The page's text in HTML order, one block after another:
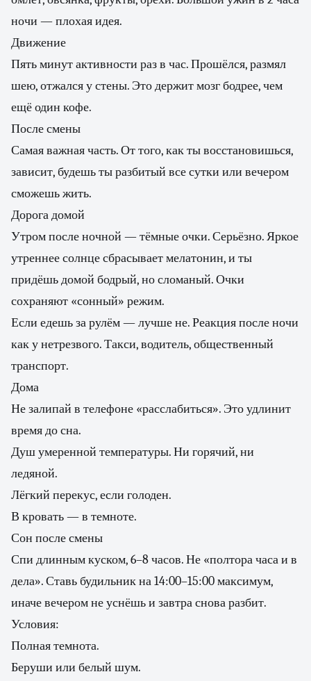
ночи — плохая идея.
Движение
Пять минут активности раз в час. Прошёлся, размял
шею, отжался у стены. Это держит мозг бодрее, чем
ещё один кофе.
После смены
Самая важная часть. От того, как ты восстановишься,
зависит, будешь ты разбитый все сутки или вечером
сможешь жить.
Дорога домой
Утром после ночной — тёмные очки. Серьёзно. Яркое
утреннее солнце сбрасывает мелатонин, и ты
придёшь домой бодрый, но сломаный. Очки
сохраняют «сонный» режим.
Если едешь за рулём — лучше не. Реакция после ночи
как у нетрезвого. Такси, водитель, общественный
транспорт.
Дома
Не залипай в телефоне «расслабиться». Это удлинит
время до сна.
Душ умеренной температуры. Ни горячий, ни
ледяной.
Лёгкий перекус, если голоден.
В кровать — в темноте.
Сон после смены
Спи длинным куском, 6–8 часов. Не «полтора часа и в
дела». Ставь будильник на 14:00–15:00 максимум,
иначе вечером не уснёшь и завтра снова разбит.
Условия:
Полная темнота.
Беруши или белый шум.